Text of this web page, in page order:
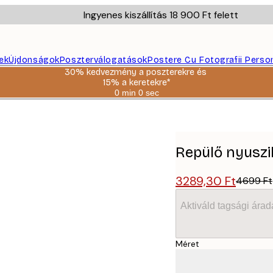
Ingyenes kiszállítás 18 900 Ft felett
ÚjdonságokPoszterválogatásokPostere Cu Fotografii
30% kedvezmény a poszterekre és
15% a keretekre*
0 min 0 sec
Érvényes:
Repülő
3289,30 Ft4699 Ft
Aktiváld tagsági
Méret